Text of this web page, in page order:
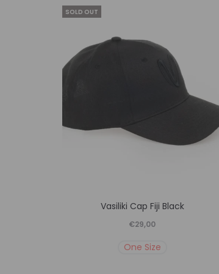
SOLD OUT
το
έχει
Vasiliki Cap Fiji Black
€29,00
One Size